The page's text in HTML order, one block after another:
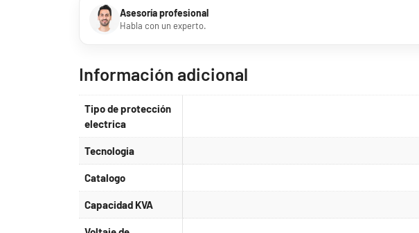
Asesoría profesional
Habla con un experto.
Información adicional
Tipo de protección
electrica
Tecnologia
Catalogo
Capacidad KVA